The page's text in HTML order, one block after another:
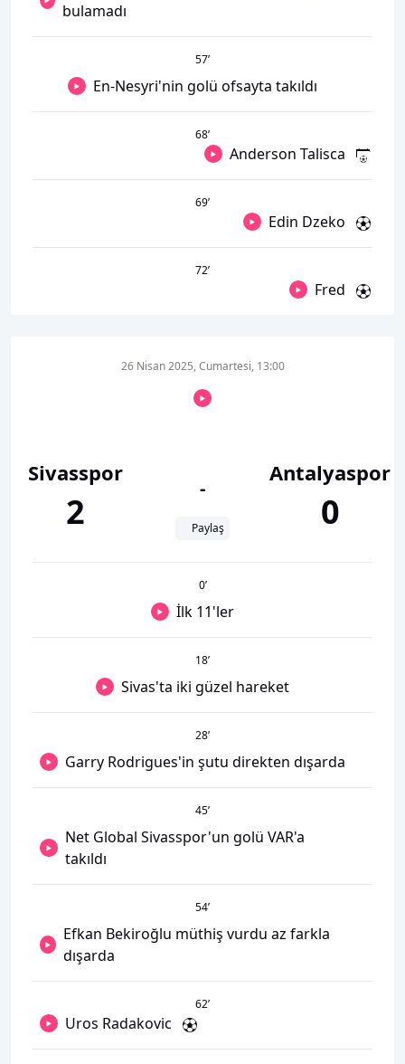
bulamadı
57’
En-Nesyri'nin golü ofsayta takıldı
68’
Anderson Talisca
69’
Edin Dzeko
72’
Fred
Sivasspor
2
26 Nisan 2025, Cumartesi, 13:00
-
Paylaş
Antalyaspor
0
0’
İlk 11'ler
18’
Sivas'ta iki güzel hareket
28’
Garry Rodrigues'in şutu direkten dışarda
45’
Net Global Sivasspor'un golü VAR'a
takıldı
54’
Efkan Bekiroğlu müthiş vurdu az farkla
dışarda
62’
Uros Radakovic